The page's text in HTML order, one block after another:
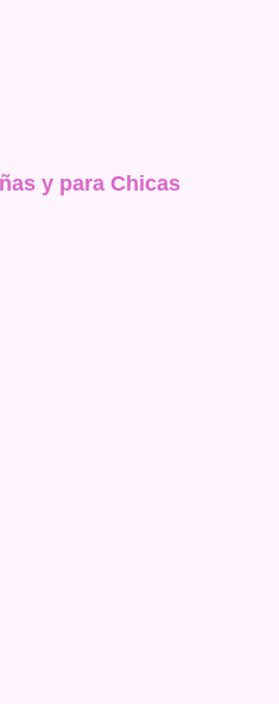
y para Chicas